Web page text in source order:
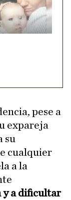
pese a
expareja
su
cualquier
a la
y a dificultar